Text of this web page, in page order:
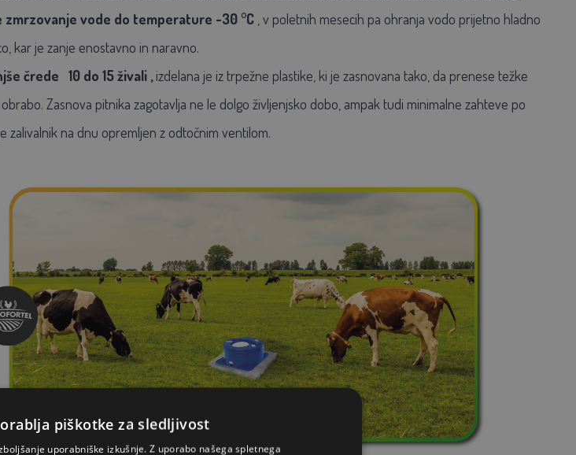
zmrzovanje vode do temperature -30 °C, v poletnih mesecih pa ohranja vodo prijetno hladno
kar je zanje enostavno in naravno.
črede 10 do 15 živali ,izdelana je iz trpežne plastike, ki je zasnovana tako, da prenese težke
Zasnova pitnika zagotavlja ne le dolgo življenjsko dobo, ampak tudi minimalne zahteve po
zalivalnik na dnu opremljen z odtočnim ventilom.
piškotke za sledljivost
uporabniške izkušnje. Z uporabo našega spletnega